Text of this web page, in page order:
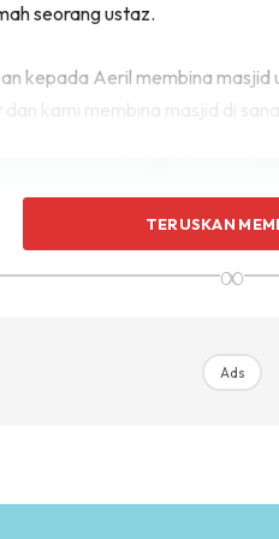
seorang ustaz.
kepada Aeril membina
TERUSKAN
∞
Ads